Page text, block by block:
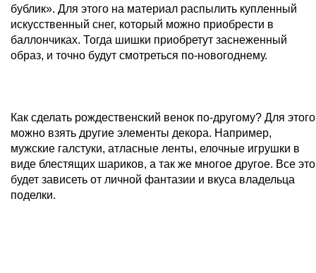
бублик». Для этого на материал распылить купленный
искусственный снег, который можно приобрести в
баллончиках. Тогда шишки приобретут заснеженный
образ, и точно будут смотреться по-новогоднему.
Как сделать рождественский венок по-другому? Для этого
можно взять другие элементы декора. Например,
мужские галстуки, атласные ленты, елочные игрушки в
виде блестящих шариков, а так же многое другое. Все это
будет зависеть от личной фантазии и вкуса владельца
поделки.